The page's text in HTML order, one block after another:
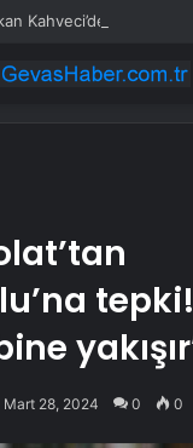
Kahveci’den
Mart 28, 2024 0 0